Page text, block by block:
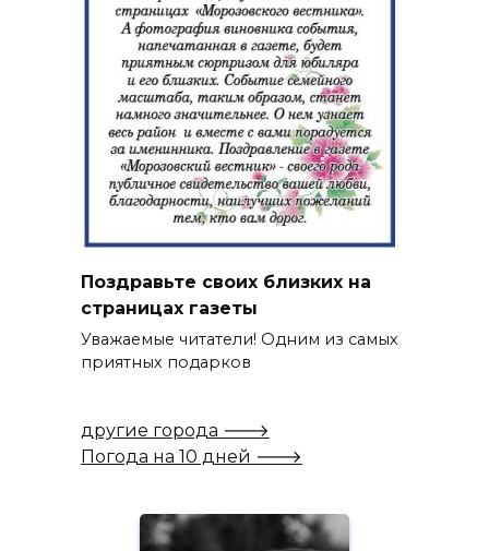
Поздравьте своих близких на
страницах газеты
Уважаемые читатели! Одним из самых
приятных подарков
другие города 🡒
Погода на 10 дней 🡒